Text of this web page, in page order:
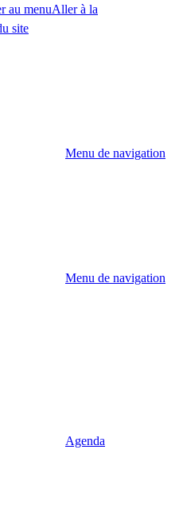
au menuAller à la
site
Menu de navigation
Menu de navigation
Agenda